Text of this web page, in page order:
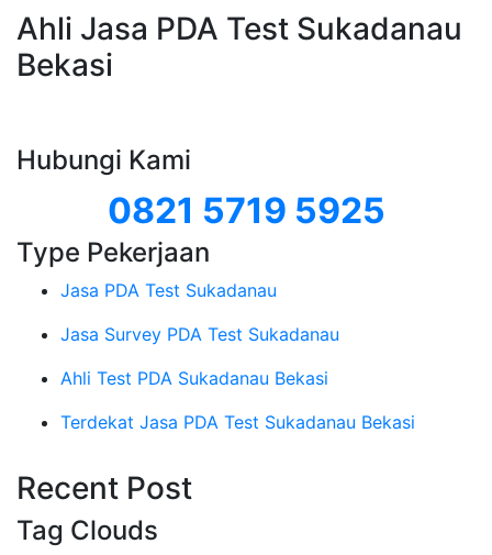
Ahli Jasa PDA Test Sukadanau
Bekasi
Hubungi Kami
0821 5719 5925
Type Pekerjaan
Jasa PDA Test Sukadanau
Jasa Survey PDA Test Sukadanau
Ahli Test PDA Sukadanau Bekasi
Terdekat Jasa PDA Test Sukadanau Bekasi
Recent Post
Tag Clouds